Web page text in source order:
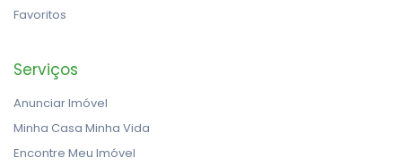
Favoritos
Serviços
Anunciar Imóvel
Minha Casa Minha Vida
Encontre Meu Imóvel